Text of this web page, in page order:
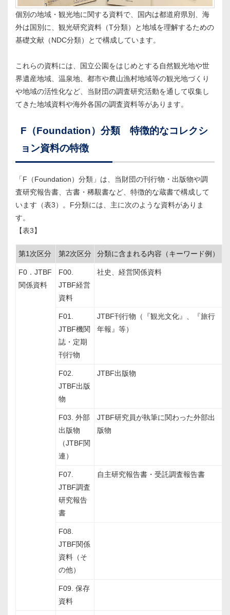
個別の地域・観光地に関する資料で、国内は都道府県別、海
外は国別に、観光研究資料（T分類）と地域を理解するための
基礎文献（NDC分類）とで構成しています。
これらの資料には、国立公園をはじめとする自然観光地や世
界遺産地域、温泉地、都市や農山漁村地域等の観光地づくり
や地域の活性化など、当財団の調査研究活動を通して収集し
てきた地域資料や海外各国の調査資料等があります。
F（Foundation）分類 特徴的なコレクシ
ョン資料の特徴
「F（Foundation）分類」は、当財団の刊行物・出版物や調
査研究報告書、古書・稀覯書など、特徴的な蔵書で構成して
います（表3）。F分類には、主に次のような資料がありま
す。
【表3】
第1次区分 第2次区分 分類に含まれる内容（キーワード例）
F0．JTBF
関係資料
F00.
JTBF経営
資料
社史、経営関係資料
F01.
JTBF機関
誌・定期
刊行物
JTBF刊行物（『観光文化』、『旅行
年報』等）
F02.
JTBF出版
物
JTBF出版物
F03. 外部
出版物
（JTBF関
連）
JTBF研究員が執筆に関わった外部出
版物
F07.
JTBF調査
研究報告
書
自主研究報告書・受託調査報告書
F08.
JTBF関係
資料（そ
の他）
F09. 保存
資料